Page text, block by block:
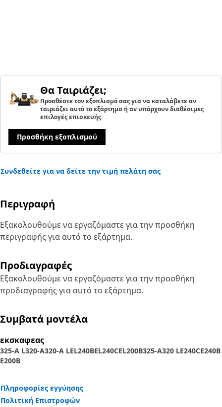
Θα Ταιριάζει;
Προσθέστε τον εξοπλισμό σας για να καταλάβετε αν
ταιριάζει αυτό το εξάρτημα ή αν υπάρχουν διαθέσιμες
επιλογές επισκευής.
Προσθήκη εξοπλισμού
Συνδεθείτε για να δείτε την τιμή πελάτη σας
Περιγραφή
Εξακολουθούμε να εργαζόμαστε για την προσθήκη
περιγραφής για αυτό το εξάρτημα.
Προδιαγραφές
Εξακολουθούμε να εργαζόμαστε για την προσθήκη
προδιαγραφής για αυτό το εξάρτημα.
Συμβατά μοντέλα
εκσκαφεας
325-A L320-A320-A LEL240BEL240CEL200B325-A320 LE240CE240B
E200B
Πληροφορίες εγγύησης
Πολιτική Επιστροφών